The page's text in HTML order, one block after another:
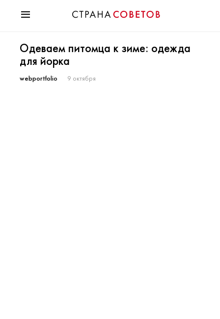
Мода
Звезды
Гороскопы
Одеваем питомца к зиме: одежда
для йорка
webportfolio 9 октября